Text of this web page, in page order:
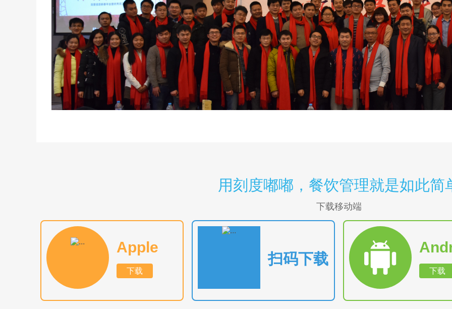
用刻度嘟嘟，餐饮管理就是如此简
下载移动端
Apple
下载
扫码下载
下载